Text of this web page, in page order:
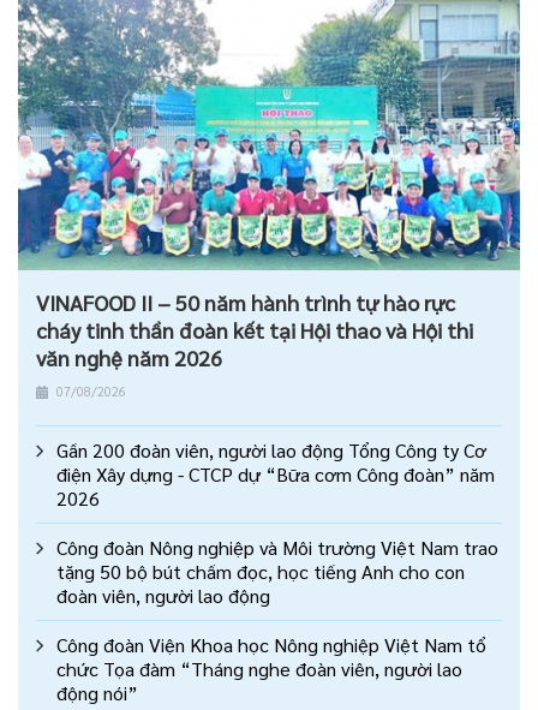
VINAFOOD II – 50 năm hành trình tự hào rực
cháy tinh thần đoàn kết tại Hội thao và Hội thi
văn nghệ năm 2026
07/08/2026
Gần 200 đoàn viên, người lao động Tổng Công ty Cơ
điện Xây dựng - CTCP dự “Bữa cơm Công đoàn” năm
2026
Công đoàn Nông nghiệp và Môi trường Việt Nam trao
tặng 50 bộ bút chấm đọc, học tiếng Anh cho con
đoàn viên, người lao động
Công đoàn Viện Khoa học Nông nghiệp Việt Nam tổ
chức Tọa đàm “Tháng nghe đoàn viên, người lao
động nói”